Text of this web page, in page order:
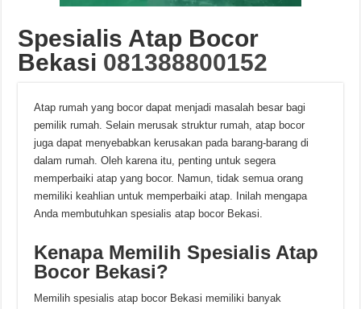
Spesialis Atap Bocor
Bekasi 081388800152
Atap rumah yang bocor dapat menjadi masalah besar bagi
pemilik rumah. Selain merusak struktur rumah, atap bocor
juga dapat menyebabkan kerusakan pada barang-barang di
dalam rumah. Oleh karena itu, penting untuk segera
memperbaiki atap yang bocor. Namun, tidak semua orang
memiliki keahlian untuk memperbaiki atap. Inilah mengapa
Anda membutuhkan spesialis atap bocor Bekasi.
Kenapa Memilih Spesialis Atap
Bocor Bekasi?
Memilih spesialis atap bocor Bekasi memiliki banyak